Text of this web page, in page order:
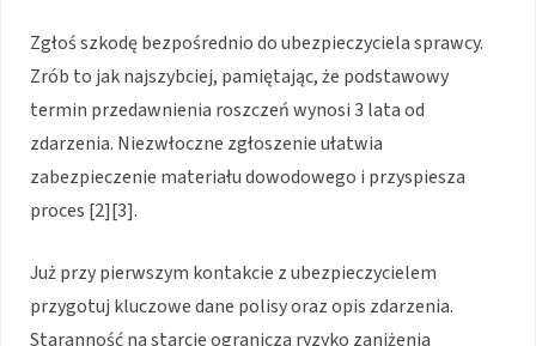
Zgłoś szkodę bezpośrednio do ubezpieczyciela sprawcy.
Zrób to jak najszybciej, pamiętając, że podstawowy
termin przedawnienia roszczeń wynosi 3 lata od
zdarzenia. Niezwłoczne zgłoszenie ułatwia
zabezpieczenie materiału dowodowego i przyspiesza
proces [2][3].
Już przy pierwszym kontakcie z ubezpieczycielem
przygotuj kluczowe dane polisy oraz opis zdarzenia.
Staranność na starcie ogranicza ryzyko zaniżenia